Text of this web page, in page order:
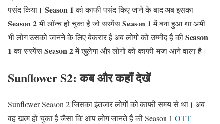
पसंद किया। Season 1को काफी पसंद किए जाने के बाद अब इसका
Season 2भी लॉन्च हो चुका है जो सस्पेंसSeason 1में बना हुआ था अभी
भी लोग उसको जानने के लिए बेकरार है अब लोगों को उम्मीद है कीSeason
1का सस्पेंसSeason 2में खुलेगा और लोगों को काफी मजा आने वाला है।
Sunflower S2: कब और कहाँ देखें
Sunflower Season 2 जिसका इंतजार लोगों को काफी समय से था। अब
वह खत्म हो चुका है जैसा कि आप लोग जानते हैं की Season 1 OTT